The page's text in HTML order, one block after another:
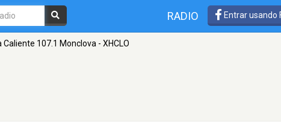
RADIO Entrar usando
Caliente 107.1 Monclova - XHCLO